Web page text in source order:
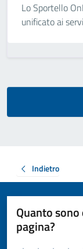
Lo Sportello
unificato ai
Indietro
Quanto
pagina?